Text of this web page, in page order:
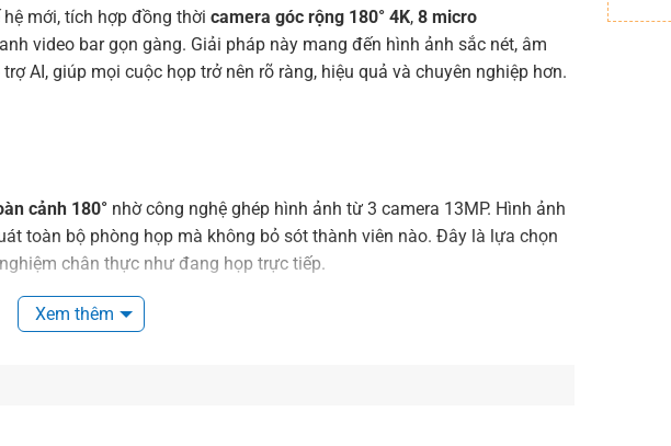
mới, tích hợp đồng thờicamera góc rộng 180° 4K,8 micro
video bar gọn gàng. Giải pháp này mang đến hình ảnh sắc nét, âm
AI, giúp mọi cuộc họp trở nên rõ ràng, hiệu quả và chuyên nghiệp hơn.
cảnh 180° nhờ công nghệ ghép hình ảnh từ 3 camera 13MP. Hình ảnh
toàn bộ phòng họp mà không bỏ sót thành viên nào. Đây là lựa chọn
chân thực như đang họp trực tiếp.
sóng âm
tải chính xác, không bị ảnh hưởng bởi tiếng ồn môi trường. Âm thanh rõ
Xem thêm